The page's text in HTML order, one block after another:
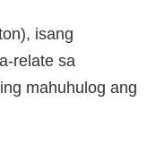
isang
relate sa
mahuhulog ang